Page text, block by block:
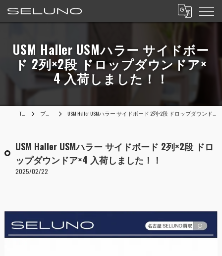
USM Haller USMハラー サイドボー
ド 2列×2段 ドロップダウンドア×
4 入荷しました！！
TOP ブログ USM Haller USMハラー サイドボード 2列×2段 ドロップダウンドア×4 入荷しました！！
USM Haller USMハラー サイドボード 2列×2段 ドロ
ップダウンドア×4 入荷しました！！
2025/02/22